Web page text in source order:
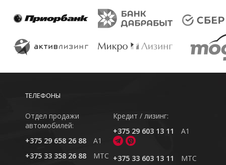
ТЕЛЕФОНЫ
Отдел продажи
автомобилей:
+375 29 658 26 88
A1
+375 33 358 26 88
MTC
Кредит / лизинг:
+375 29 603 13 11
A1
+375 33 603 13 11
MTC